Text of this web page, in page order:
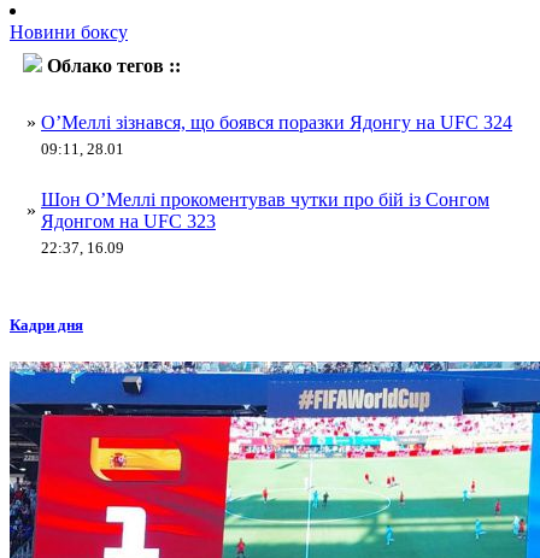
Новини боксу
Облако тегов ::
» О’Меллі зізнався, що боявся поразки Ядонгу на UFC 324
09:11, 28.01
»
Шон О’Меллі прокоментував чутки про бій із Сонгом
Ядонгом на UFC 323
22:37, 16.09
Кадри дня